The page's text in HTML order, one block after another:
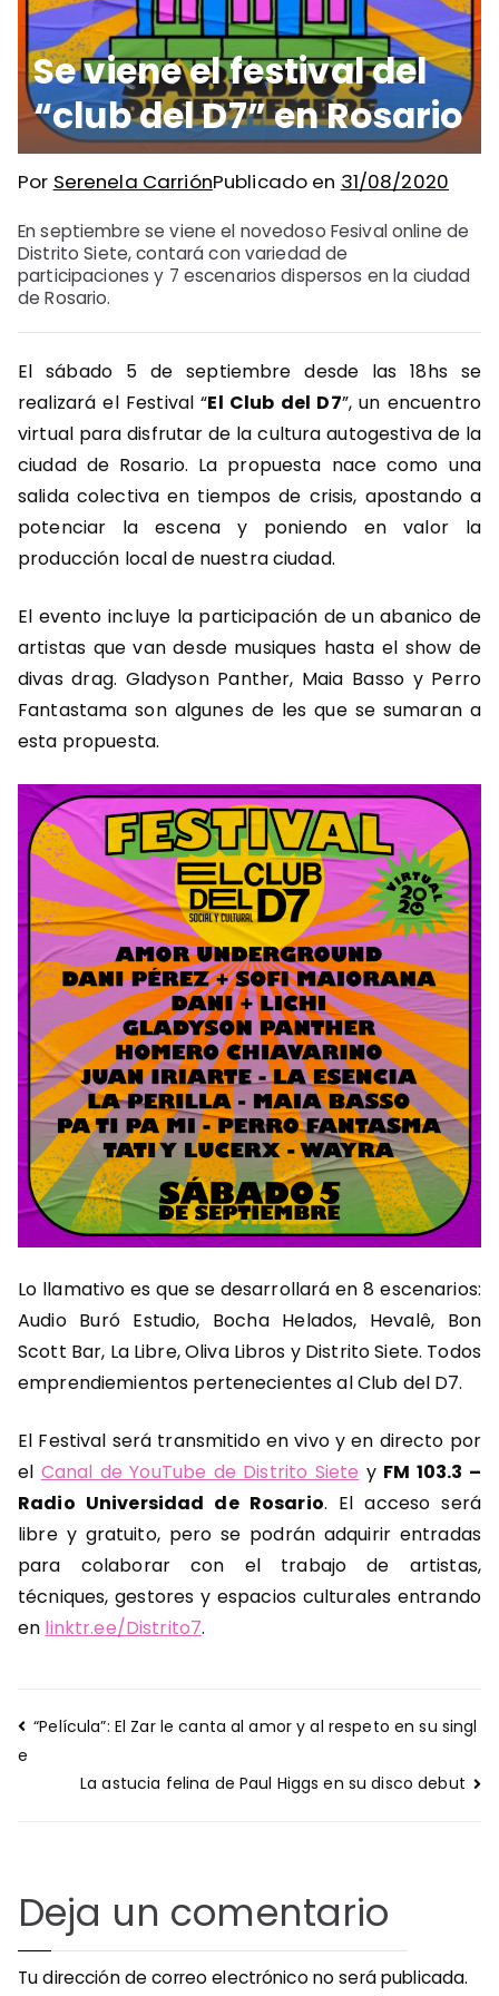
Se viene el festival del
“club del D7” en Rosario
Por Serenela CarriónPublicado en 31/08/2020
En septiembre se viene el novedoso Fesival online de
Distrito Siete, contará con variedad de
participaciones y 7 escenarios dispersos en la ciudad
de Rosario.
El sábado 5 de septiembre desde las 18hs se
realizará el Festival “El Club del D7”, un encuentro
virtual para disfrutar de la cultura autogestiva de la
ciudad de Rosario. La propuesta nace como una
salida colectiva en tiempos de crisis, apostando a
potenciar la escena y poniendo en valor la
producción local de nuestra ciudad.
El evento incluye la participación de un abanico de
artistas que van desde musiques hasta el show de
divas drag. Gladyson Panther, Maia Basso y Perro
Fantastama son algunes de les que se sumaran a
esta propuesta.
Lo llamativo es que se desarrollará en 8 escenarios:
Audio Buró Estudio, Bocha Helados, Hevalê, Bon
Scott Bar, La Libre, Oliva Libros y Distrito Siete. Todos
emprendiemientos pertenecientes al Club del D7.
El Festival será transmitido en vivo y en directo por
el Canal de YouTube de Distrito Siete y FM 103.3 –
Radio Universidad de Rosario. El acceso será
libre y gratuito, pero se podrán adquirir entradas
para colaborar con el trabajo de artistas,
técniques, gestores y espacios culturales entrando
en linktr.ee/Distrito7.
Navegación
de
entradas
“Película”: El Zar le canta al amor y al respeto en su singl
e
La astucia felina de Paul Higgs en su disco debut
Deja un comentario
Tu dirección de correo electrónico no será publicada.